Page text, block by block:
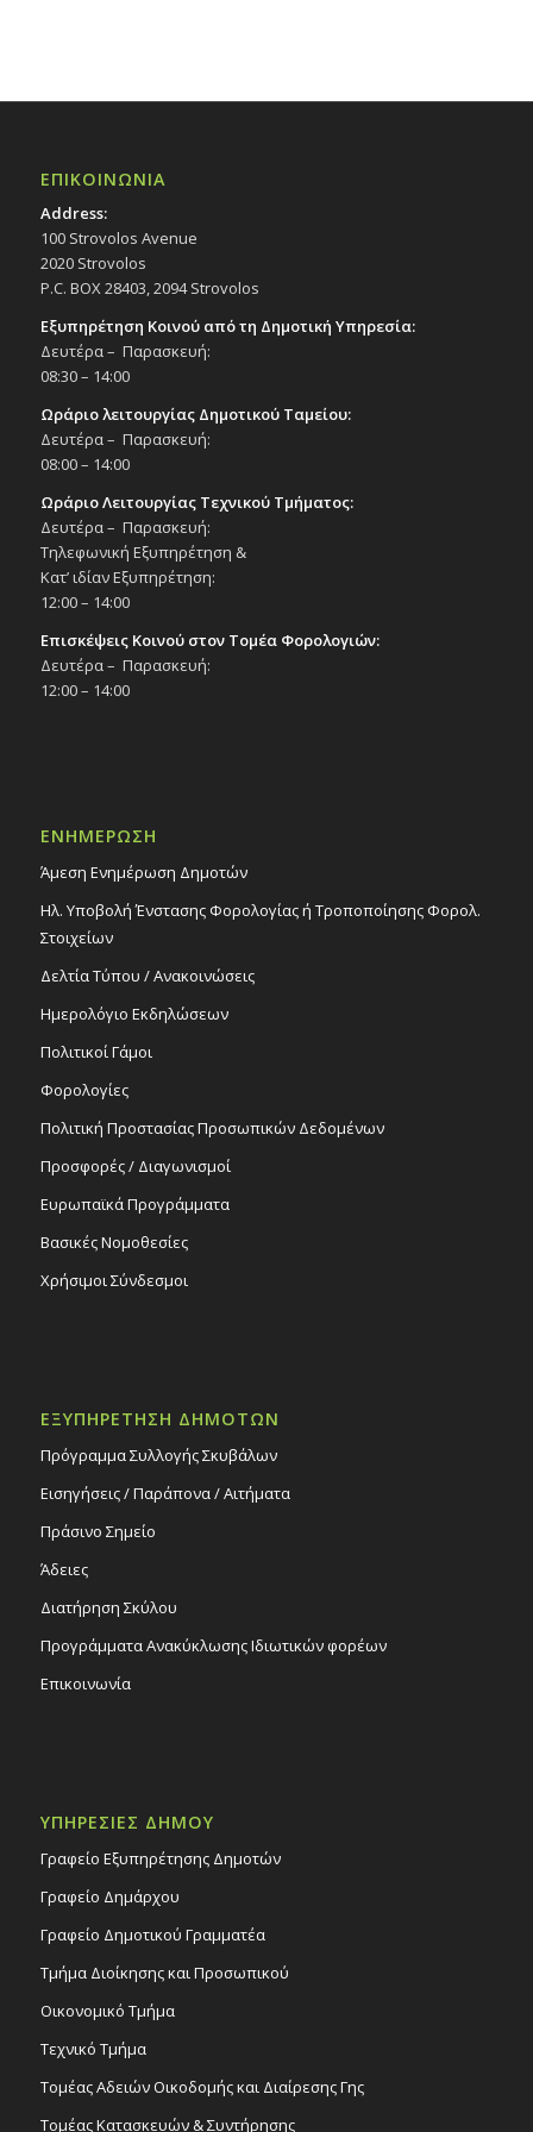
ΕΠΙΚΟΙΝΩΝΙΑ
Address:
100 Strovolos Avenue
2020 Strovolos
P.C. BOX 28403, 2094 Strovolos
Εξυπηρέτηση Κοινού από τη Δημοτική Υπηρεσία:
Δευτέρα – Παρασκευή:
08:30 – 14:00
Ωράριο λειτουργίας Δημοτικού Ταμείου:
Δευτέρα – Παρασκευή:
08:00 – 14:00
Ωράριο Λειτουργίας Τεχνικού Τμήματος:
Δευτέρα – Παρασκευή:
Τηλεφωνική Εξυπηρέτηση &
Κατ’ ιδίαν Εξυπηρέτηση:
12:00 – 14:00
Επισκέψεις Κοινού στον Τομέα Φορολογιών:
Δευτέρα – Παρασκευή:
12:00 – 14:00
ΕΝΗΜΕΡΩΣΗ
Άμεση Ενημέρωση Δημοτών
Ηλ. Υποβολή Ένστασης Φορολογίας ή Τροποποίησης Φορολ.
Στοιχείων
Δελτία Τύπου / Ανακοινώσεις
Ημερολόγιο Εκδηλώσεων
Πολιτικοί Γάμοι
Φορολογίες
Πολιτική Προστασίας Προσωπικών Δεδομένων
Προσφορές / Διαγωνισμοί
Ευρωπαϊκά Προγράμματα
Βασικές Νομοθεσίες
Χρήσιμοι Σύνδεσμοι
ΕΞΥΠΗΡΕΤΗΣΗ ΔΗΜΟΤΩΝ
Πρόγραμμα Συλλογής Σκυβάλων
Εισηγήσεις / Παράπονα / Αιτήματα
Πράσινο Σημείο
Άδειες
Διατήρηση Σκύλου
Προγράμματα Ανακύκλωσης Ιδιωτικών φορέων
Επικοινωνία
ΥΠΗΡΕΣΙΕΣ ΔΗΜΟΥ
Γραφείο Εξυπηρέτησης Δημοτών
Γραφείο Δημάρχου
Γραφείο Δημοτικού Γραμματέα
Τμήμα Διοίκησης και Προσωπικού
Οικονομικό Τμήμα
Τεχνικό Τμήμα
Τομέας Αδειών Οικοδομής και Διαίρεσης Γης
Τομέας Κατασκευών & Συντήρησης